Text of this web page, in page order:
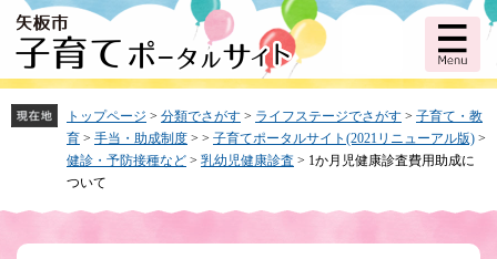
先
頭
で
を
飛
ば
文
トップページ > 分類でさがす > ライフステージでさがす > 子育て・教
育 > 手当・助成制度 > > 子育てポータルサイト(2021リニューアル版) >
健診・予防接種など > 乳幼児健康診査 > 1か月児健康診査費用助成に
ついて